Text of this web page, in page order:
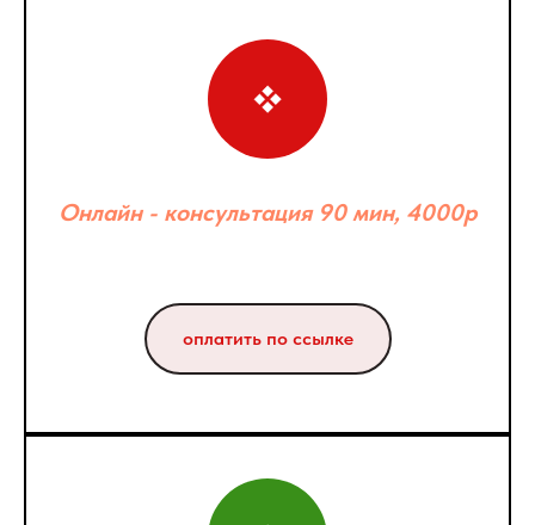
Онлайн - консультация 90 мин, 4000р
оплатить по ссылке